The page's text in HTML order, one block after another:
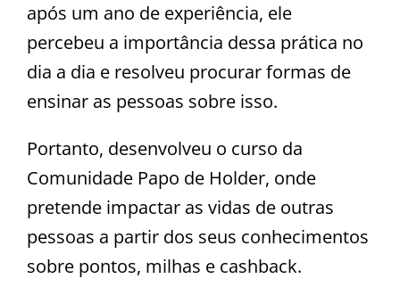
após um ano de experiência, ele
percebeu a importância dessa prática no
dia a dia e resolveu procurar formas de
ensinar as pessoas sobre isso.
Portanto, desenvolveu o curso da
Comunidade Papo de Holder, onde
pretende impactar as vidas de outras
pessoas a partir dos seus conhecimentos
sobre pontos, milhas e cashback.